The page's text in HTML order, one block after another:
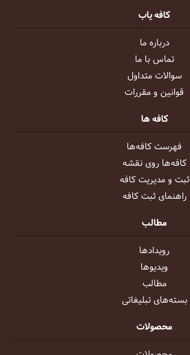
کافه یاب
درباره ما
تماس با ما
سوالات متداول
قوانین و مقررات
کافه ها
فهرست کافه‌ها
کافه‌ها روی نقشه
ثبت و مدیریت کافه
راهنمای ثبت کافه
مطالب
رویداد‌ها
ویدیو‌ها
مطالب
بسته‌های تبلیغاتی
محصولات